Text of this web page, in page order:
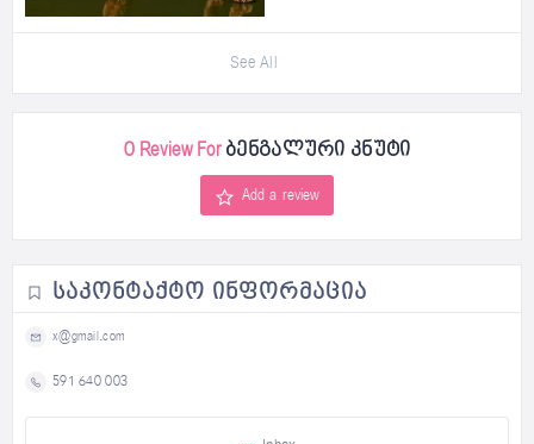
See All
0 Review Forბენგალური კნუტი
Add a review
ᲡᲐᲙᲝᲜᲢᲐᲥᲢᲝ ᲘᲜᲤᲝᲠᲛᲐᲪᲘᲐ
x@gmail.com
591 640 003